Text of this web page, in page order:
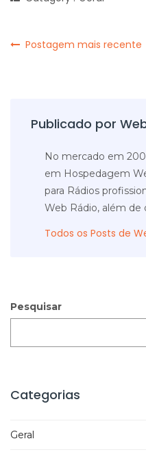
Postagem mais recente
Publicado por
No mercado em
em Hospedagem
para Rádios
Web Rádio, além de
Todos os Posts de
Pesquisar
Categorias
Geral